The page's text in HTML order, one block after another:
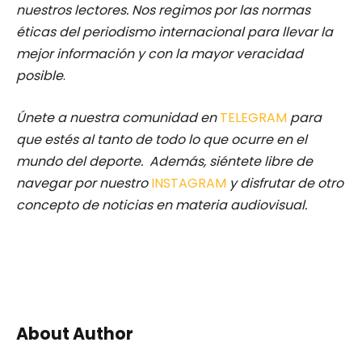
nuestros lectores. Nos regimos por las normas
éticas del periodismo internacional para llevar la
mejor información y con la mayor veracidad
posible.
Únete a nuestra comunidad enTELEGRAM para
que estés al tanto de todo lo que ocurre en el
mundo del deporte. Además, siéntete libre de
navegar por nuestro INSTAGRAM y disfrutar de otro
concepto de noticias en materia audiovisual.
About Author